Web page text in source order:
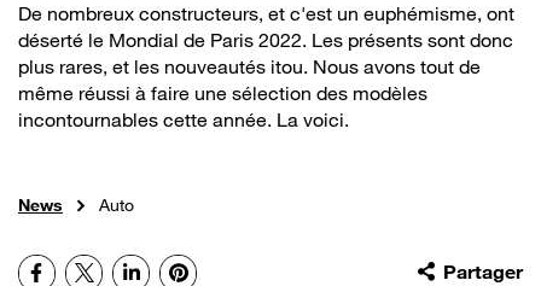
De nombreux constructeurs, et c'est un euphémisme, ont
déserté le Mondial de Paris 2022. Les présents sont donc
plus rares, et les nouveautés itou. Nous avons tout de
même réussi à faire une sélection des modèles
incontournables cette année. La voici.
News Auto
Partager
Facebook
X LinkedInPinterest